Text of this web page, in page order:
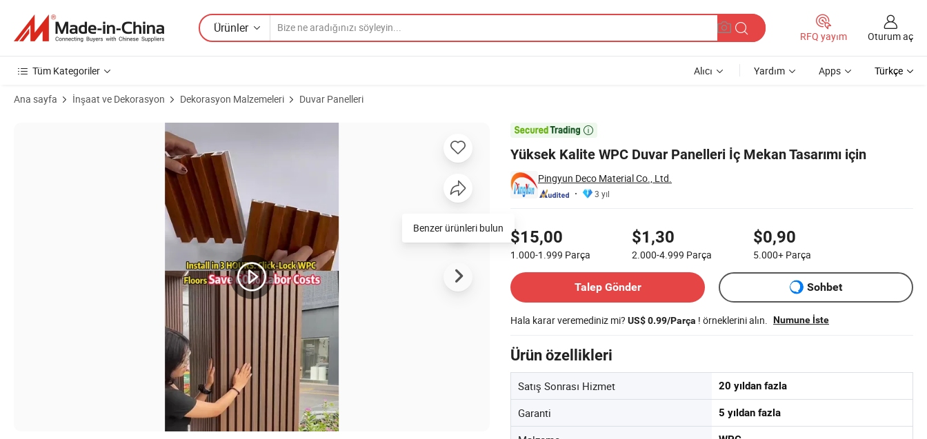
Ürünler
RFQ yayım Oturum aç
Tüm Kategoriler Alıcı Yardım Apps Türkçe
Ana sayfa İnşaat ve Dekorasyon Dekorasyon Malzemeleri Duvar Panelleri

Yüksek Kalite WPC Duvar Panelleri İç Mekan Tasarımı için
Pingyun Deco Material Co., Ltd.
3 yıl
$15,00
1.000-1.999 Parça
$1,30
2.000-4.999 Parça
$0,90
5.000+ Parça
Talep Gönder
Sohbet
Hala karar veremediniz mi? US$ 0.99/Parça ! örneklerini alın. Numune İste
Ürün özellikleri
Satış Sonrası Hizmet 20 yıldan fazla
Garanti 5 yıldan fazla
Ürün Görselleri Yüksek Kalite WPC Duvar Panelleri İç Mekan Tasarımı için
Benzer ürünleri bulun